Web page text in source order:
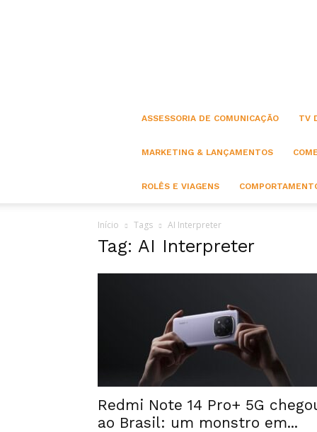
ASSESSORIA DE COMUNICAÇÃO TV
MARKETING & LANÇAMENTOS
ROLÊS E VIAGENS
Início Tags AI Interpreter
Tag: AI Interpreter
Redmi Note 14 Pro+ 5G
ao Brasil: um monstro em...